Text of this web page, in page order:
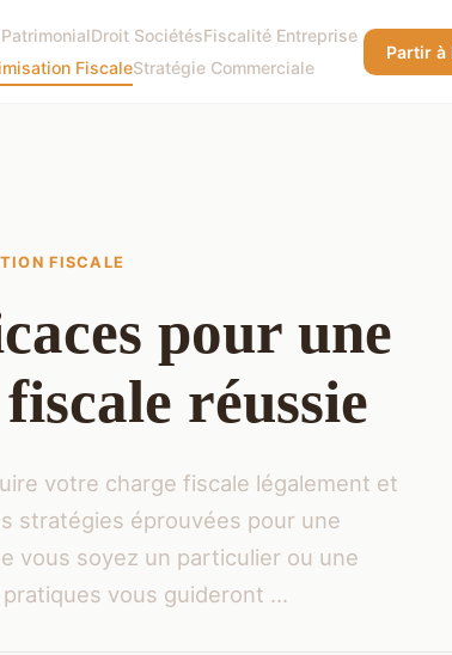
Droit SociétésFiscalité Entreprise
FiscaleStratégie Commerciale
Partir
FISCALE
pour une
réussie
votre charge fiscale légalement et
stratégies éprouvées pour une
vous soyez un particulier ou une
vous guideront ...